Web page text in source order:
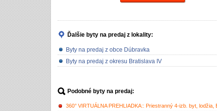
Ďalšie byty na predaj z lokality:
Byty na predaj z obce Dúbravka
Byty na predaj z okresu Bratislava IV
Podobné byty na predaj:
360° VIRTUÁLNA PREHLIADKA:: Priestranný 4-izb. byt, lodžia,